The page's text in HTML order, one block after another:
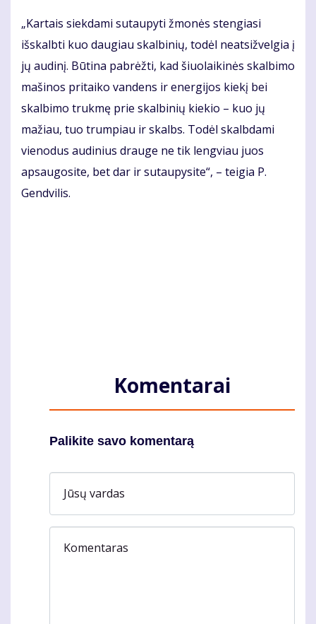
„Kartais siekdami sutaupyti žmonės stengiasi
išskalbti kuo daugiau skalbinių, todėl neatsižvelgia į
jų audinį. Būtina pabrėžti, kad šiuolaikinės skalbimo
mašinos pritaiko vandens ir energijos kiekį bei
skalbimo trukmę prie skalbinių kiekio – kuo jų
mažiau, tuo trumpiau ir skalbs. Todėl skalbdami
vienodus audinius drauge ne tik lengviau juos
apsaugosite, bet dar ir sutaupysite“, – teigia P.
Gendvilis.
Komentarai
Palikite savo komentarą
Jūsų vardas
Komentaras